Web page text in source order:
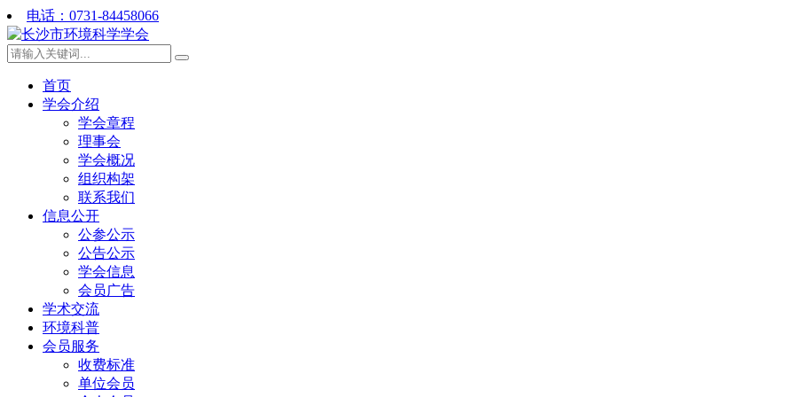
电话：0731-84458066
首页
学会介绍
学会章程
理事会
学会概况
组织构架
联系我们
信息公开
公参公示
公告公示
学会信息
会员广告
学术交流
环境科普
会员服务
收费标准
单位会员